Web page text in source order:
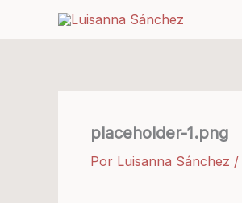
placeholder-1.png
Por Luisanna Sánchez /